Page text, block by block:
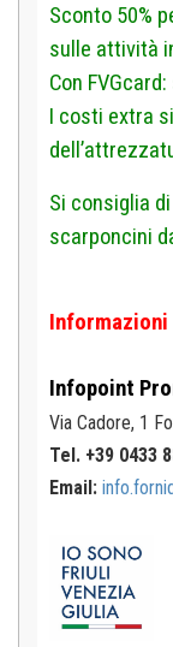
Sconto 50%
sulle attività
Con
I costi extra
Si consiglia
scarponcini
Infopoint
Via Cadore, 1
Tel. +39 0433
Email: